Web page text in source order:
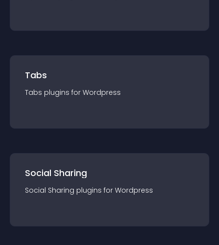
Tabs
Tabs plugins for Wordpress
Social Sharing
Social Sharing plugins for Wordpress